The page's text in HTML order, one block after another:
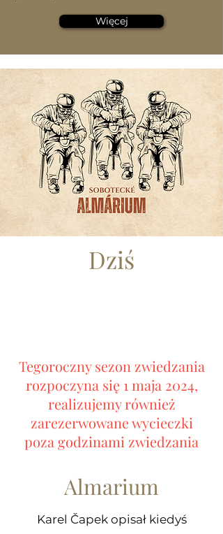
Więcej
Dziś
Tegoroczny sezon zwiedzania
rozpoczyna się 1 maja 2024,
realizujemy również
zarezerwowane wycieczki
poza godzinami zwiedzania
Almarium
Karel Čapek opisał kiedyś